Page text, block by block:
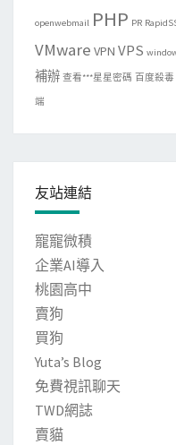
openwebmail PHP PR
VMware VPN VPS
補辦 查看***星星密碼 百度殺毒
端
友站連結
寵寵微積
企業AI導入
桃園高中
賣狗
買狗
Yuta’s Blog
免費視訊聊天
TWD網誌
賣貓